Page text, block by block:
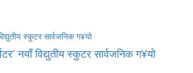
नयाँ विद्युतीय स्कुटर सार्वजनिक ग¥यो